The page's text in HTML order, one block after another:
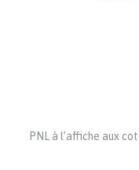
PNL à l’affiche aux